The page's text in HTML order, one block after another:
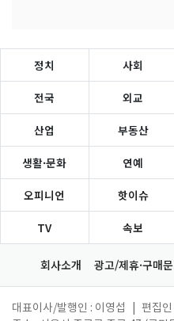
정치 사회
전국 외교
산업 부동산
생활·문화 연예
오피니언 핫이슈
TV 속보
회사소개 광고/제휴·구매
대표이사/발행인 : 이영섭 편집인